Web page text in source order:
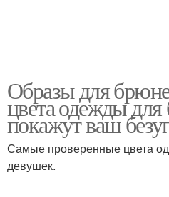
Образы для
цвета одежды
покажут ваш
Самые проверенные цвета
девушек.